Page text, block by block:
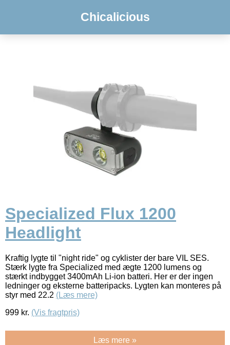
Chicalicious
Specialized Flux 1200
Headlight
Kraftig lygte til "night ride" og cyklister der bare VIL SES.
Stærk lygte fra Specialized med ægte 1200 lumens og
stærkt indbygget 3400mAh Li-ion batteri. Her er der ingen
ledninger og eksterne batteripacks. Lygten kan monteres på
styr med 22.2 (Læs mere)
999 kr. (Vis fragtpris)
Læs mere »